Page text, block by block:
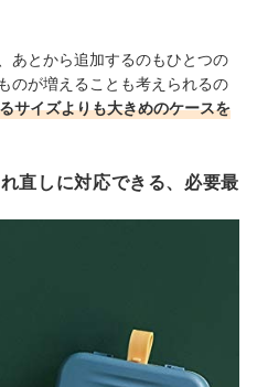
あとから追加するのもひとつの
のが増えることも考えられるの
サイズよりも大きめのケースを
直しに対応できる、必要最